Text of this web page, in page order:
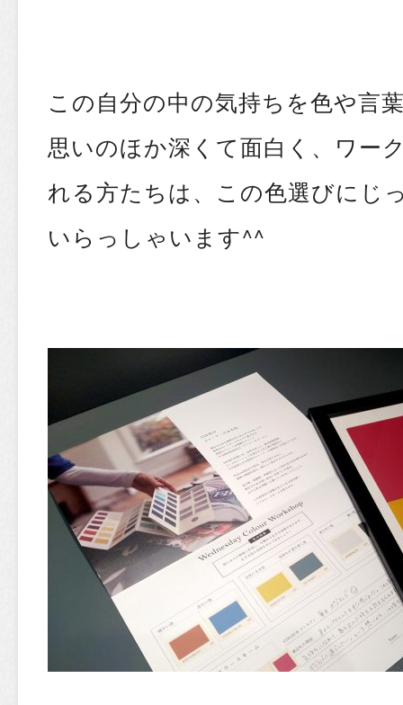
この自分の中の気持ちを色や言
思いのほか深くて面白く、ワー
れる方たちは、この色選びにじ
いらっしゃいます^^